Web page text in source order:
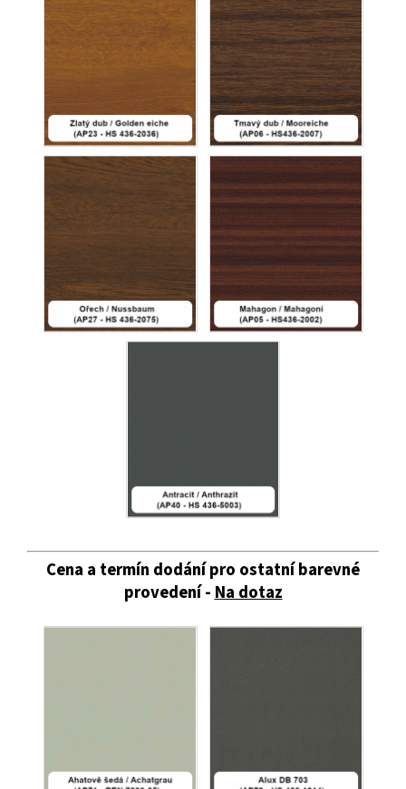
Cena a termín dodání pro ostatní barevné
provedení -Na dotaz